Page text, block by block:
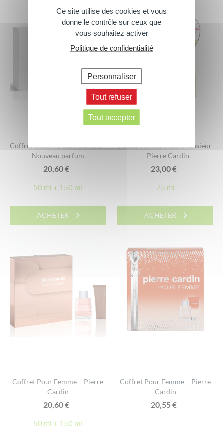
Coffret Choc – Pierre Cardin –
Nouveau parfum
20,60€
50 ml + 150 ml
ACHETER
Eau de toilette Pour Monsieur
– Pierre Cardin
23,00€
75 ml
ACHETER
Coffret Pour Femme – Pierre
Cardin
20,60€
50 ml + 150 ml
Coffret Pour Femme – Pierre
Cardin
20,55€
Ce site utilise des cookies et vous
donne le contrôle sur ceux que
vous souhaitez activer
Politique de confidentialité
Personnaliser
Tout refuser
Tout accepter